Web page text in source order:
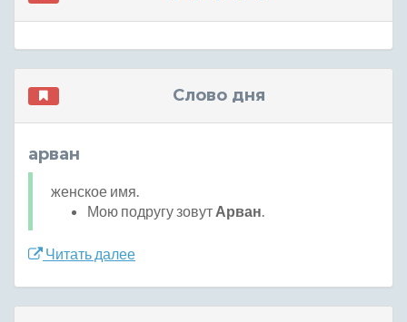
Слово дня
арван
женское имя.
Мою подругу зовут Арван.
Читать далее